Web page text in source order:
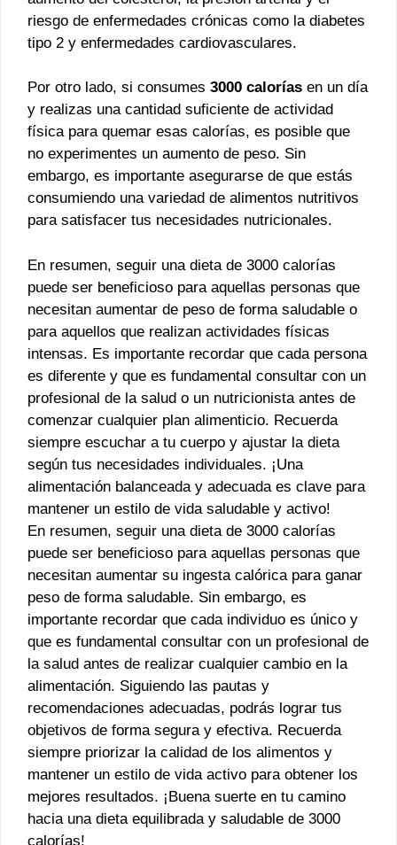
riesgo de enfermedades crónicas como la diabetes
tipo 2 y enfermedades cardiovasculares.
Por otro lado, si consumes 3000 calorías en un día
y realizas una cantidad suficiente de actividad
física para quemar esas calorías, es posible que
no experimentes un aumento de peso. Sin
embargo, es importante asegurarse de que estás
consumiendo una variedad de alimentos nutritivos
para satisfacer tus necesidades nutricionales.
En resumen, seguir una dieta de 3000 calorías
puede ser beneficioso para aquellas personas que
necesitan aumentar de peso de forma saludable o
para aquellos que realizan actividades físicas
intensas. Es importante recordar que cada persona
es diferente y que es fundamental consultar con un
profesional de la salud o un nutricionista antes de
comenzar cualquier plan alimenticio. Recuerda
siempre escuchar a tu cuerpo y ajustar la dieta
según tus necesidades individuales. ¡Una
alimentación balanceada y adecuada es clave para
mantener un estilo de vida saludable y activo!
En resumen, seguir una dieta de 3000 calorías
puede ser beneficioso para aquellas personas que
necesitan aumentar su ingesta calórica para ganar
peso de forma saludable. Sin embargo, es
importante recordar que cada individuo es único y
que es fundamental consultar con un profesional de
la salud antes de realizar cualquier cambio en la
alimentación. Siguiendo las pautas y
recomendaciones adecuadas, podrás lograr tus
objetivos de forma segura y efectiva. Recuerda
siempre priorizar la calidad de los alimentos y
mantener un estilo de vida activo para obtener los
mejores resultados. ¡Buena suerte en tu camino
hacia una dieta equilibrada y saludable de 3000
calorías!